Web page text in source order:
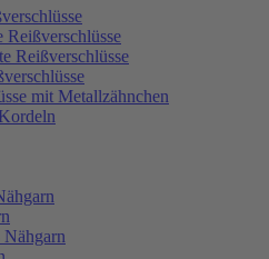
Reißverschlüsse
Reißverschlüsse
mit Metallzähnchen
Nähgarn